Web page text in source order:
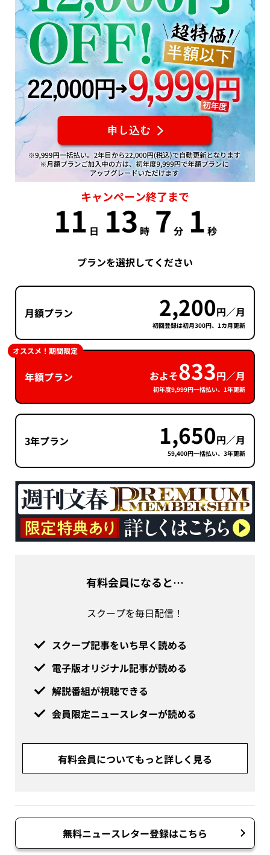
キャンペーン終了まで
11 日 13 時 7 分 0 秒
プランを選択してください
月額プラン 2,200円／月
初回登録は初月300円、1カ月更新
年額プラン およそ833円／月
初年度9,999円一括払い、1年更新
オススメ！期間限定
3年プラン 1,650円／月
59,400円一括払い、3年更新
有料会員になると…
スクープを毎日配信！
スクープ記事をいち早く読める
電子版オリジナル記事が読める
解説番組が視聴できる
会員限定ニュースレターが読める
有料会員についてもっと詳しく見る
無料ニュースレター登録はこちら